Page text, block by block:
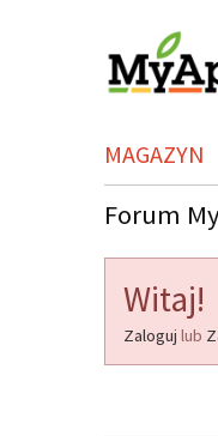
MAGAZYN
Forum
Witaj!
Zaloguj lub